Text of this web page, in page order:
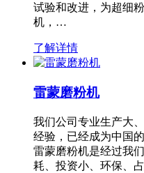
试验和改进，为超细
机，…
了解详情
雷蒙磨粉机
我们公司专业生产大
经验，已经成为中国
雷蒙磨粉机是经过我
耗、投资小、环保、